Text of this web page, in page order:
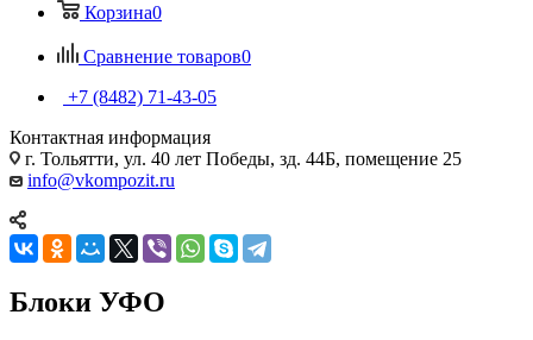
Корзина0
Сравнение товаров0
+7 (8482) 71-43-05
Контактная информация
г. Тольятти, ул. 40 лет Победы, зд. 44Б, помещение 25
info@vkompozit.ru
Блоки УФО